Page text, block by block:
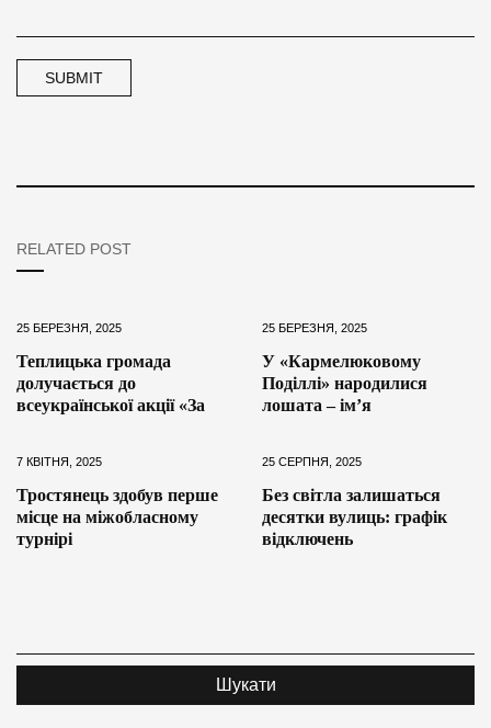
RELATED POST
25 БЕРЕЗНЯ, 2025
Теплицька громада
долучається до
всеукраїнської акції «За
25 БЕРЕЗНЯ, 2025
У «Кармелюковому
Поділлі» народилися
лошата – ім’я
7 КВІТНЯ, 2025
Тростянець здобув перше
місце на міжобласному
турнірі
25 СЕРПНЯ, 2025
Без світла залишаться
десятки вулиць: графік
відключень